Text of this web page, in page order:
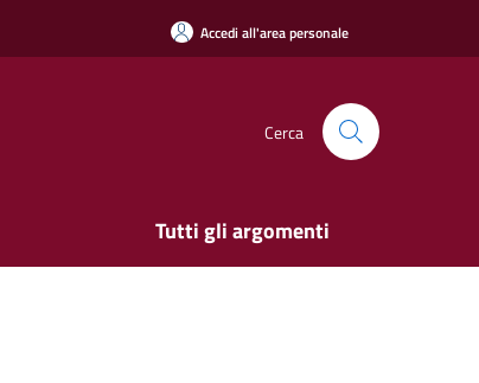
Accedi all'area personale
Cerca
Tutti gli argomenti